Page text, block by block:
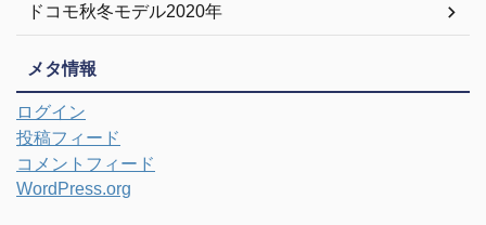
ドコモ秋冬モデル2020年
メタ情報
ログイン
投稿フィード
コメントフィード
WordPress.org